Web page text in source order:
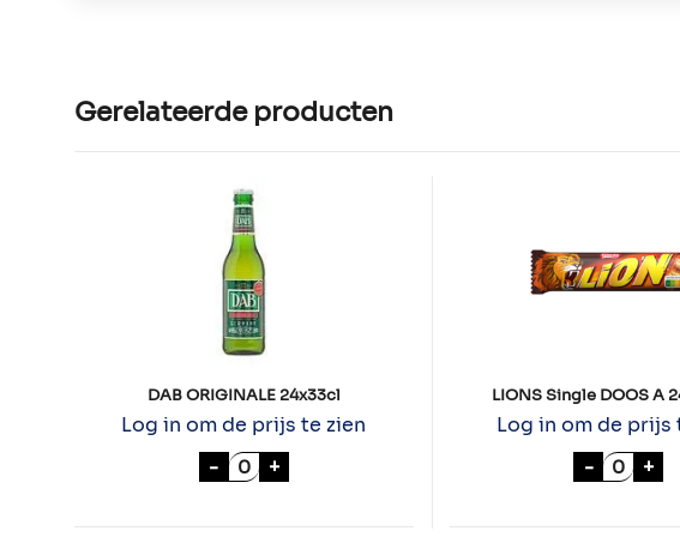
Gerelateerde producten
DAB ORIGINALE 24x33cl
Log in om de prijs te zien
- DAB ORIGINALE 24x33cl aantal
+
LIONS Single DOOS A
Log in om de prijs
- LIONS
+